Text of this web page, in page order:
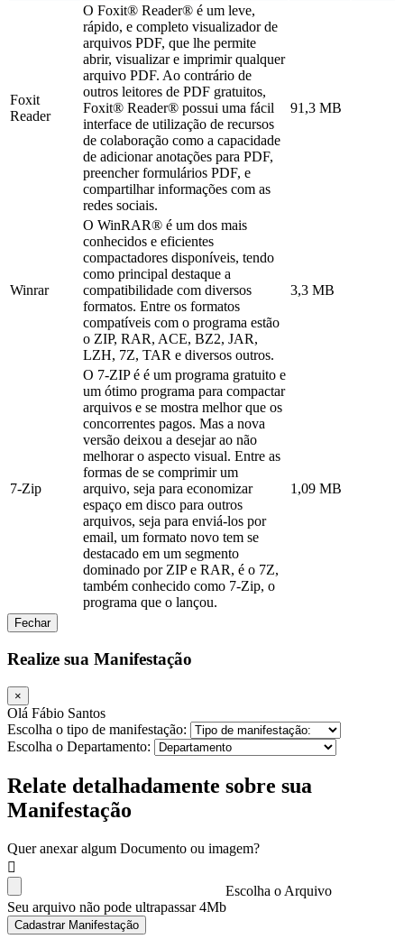
Foxit
Reader
O Foxit® Reader® é um leve,
rápido, e completo visualizador de
arquivos PDF, que lhe permite
abrir, visualizar e imprimir qualquer
arquivo PDF. Ao contrário de
outros leitores de PDF gratuitos,
Foxit® Reader® possui uma fácil
interface de utilização de recursos
de colaboração como a capacidade
de adicionar anotações para PDF,
preencher formulários PDF, e
compartilhar informações com as
redes sociais.
91,3 MB
Winrar
O WinRAR® é um dos mais
conhecidos e eficientes
compactadores disponíveis, tendo
como principal destaque a
compatibilidade com diversos
formatos. Entre os formatos
compatíveis com o programa estão
o ZIP, RAR, ACE, BZ2, JAR,
LZH, 7Z, TAR e diversos outros.
3,3 MB
7-Zip
O 7-ZIP é é um programa gratuito e
um ótimo programa para compactar
arquivos e se mostra melhor que os
concorrentes pagos. Mas a nova
versão deixou a desejar ao não
melhorar o aspecto visual. Entre as
formas de se comprimir um
arquivo, seja para economizar
espaço em disco para outros
arquivos, seja para enviá-los por
email, um formato novo tem se
destacado em um segmento
dominado por ZIP e RAR, é o 7Z,
também conhecido como 7-Zip, o
programa que o lançou.
1,09 MB
Fechar
Realize sua Manifestação
×
Olá Fábio Santos
Escolha o tipo de manifestação:
Escolha o Departamento:
Relate detalhadamente sobre sua
Manifestação
Quer anexar algum Documento ou imagem?
Escolha o Arquivo
Seu arquivo não pode ultrapassar 4Mb
Cadastrar Manifestação